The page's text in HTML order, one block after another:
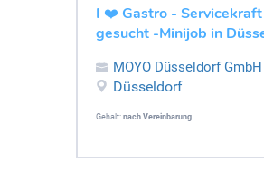
I ❤️ Gastro - Servicekraft
gesucht -Minijob in
MOYO Düsseldorf GmbH
Düsseldorf
Gehalt: nach Vereinbarung